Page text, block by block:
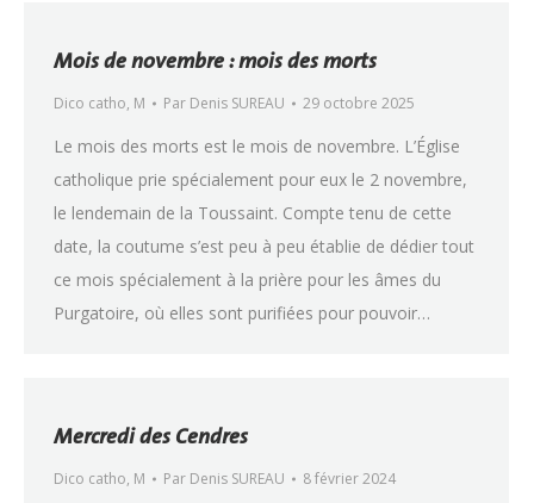
Mois de novembre : mois des morts
Dico catho, M Par Denis SUREAU 29 octobre 2025
Le mois des morts est le mois de novembre. L’Église
catholique prie spécialement pour eux le 2 novembre,
le lendemain de la Toussaint. Compte tenu de cette
date, la coutume s’est peu à peu établie de dédier tout
ce mois spécialement à la prière pour les âmes du
Purgatoire, où elles sont purifiées pour pouvoir…
Mercredi des Cendres
Dico catho, M Par Denis SUREAU 8 février 2024